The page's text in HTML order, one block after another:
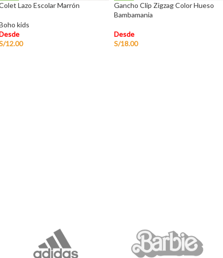
Lazo Escolar Marrón
kids
12.00
Gancho Clip Zigzag Color Hueso
Bambamania
Desde
S/18.00